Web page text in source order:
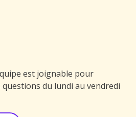
est joignable pour
du lundi au vendredi